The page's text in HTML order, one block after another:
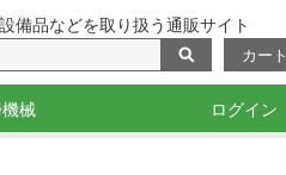
備品などを取り扱う通販サイト
カート
械 ログイン